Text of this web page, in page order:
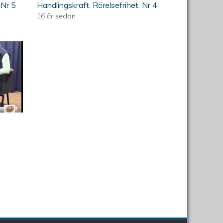
5
Handlingskraft. Rörelsefrihet. Nr 4
16 år sedan
Nr 3 Rörelsefrihet.
bullfest för rörelsehindrade